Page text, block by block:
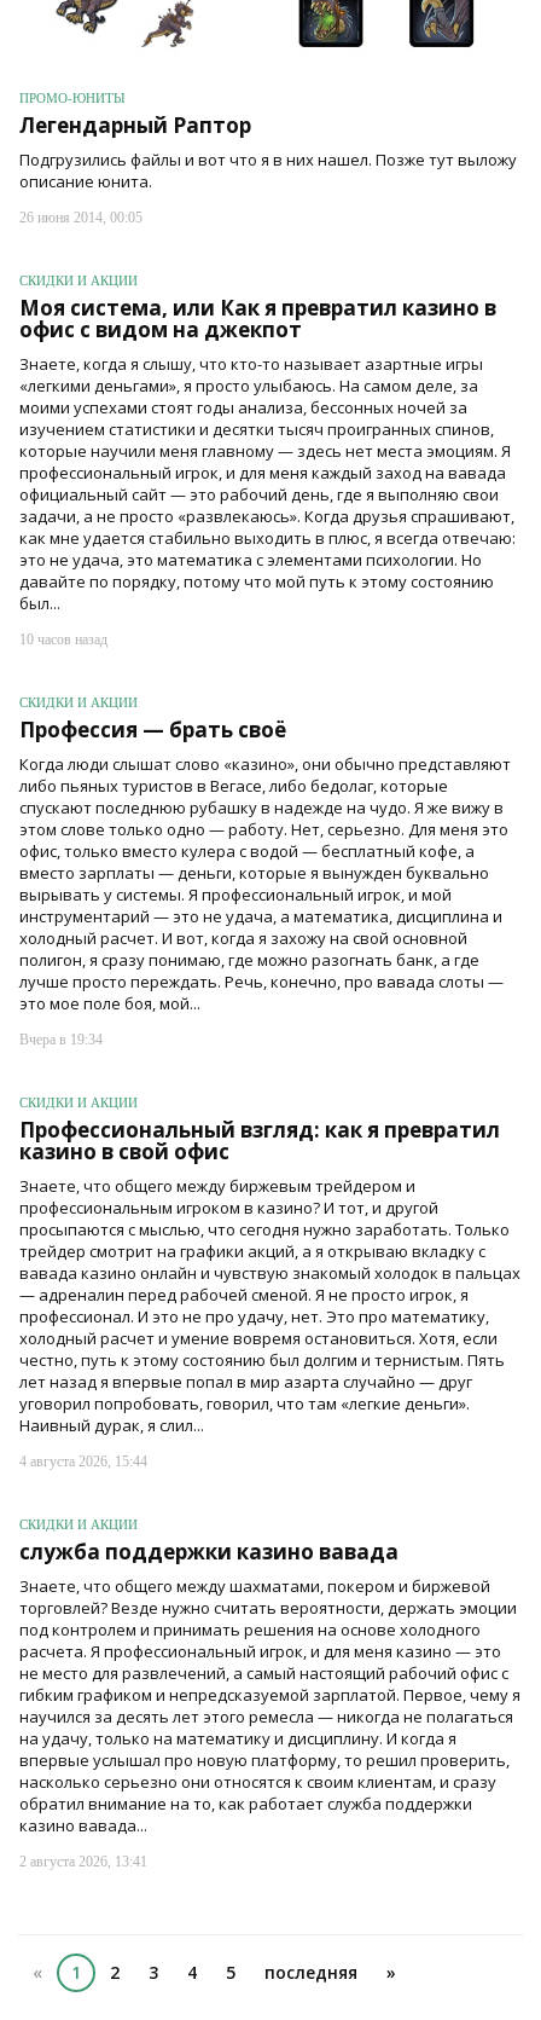
ПРОМО-ЮНИТЫ
Легендарный Раптор
Подгрузились файлы и вот что я в них нашел. Позже тут выложу
описание юнита.
26 июня 2014, 00:05
СКИДКИ И АКЦИИ
Моя система, или Как я превратил казино в
офис с видом на джекпот
Знаете, когда я слышу, что кто-то называет азартные игры
«легкими деньгами», я просто улыбаюсь. На самом деле, за
моими успехами стоят годы анализа, бессонных ночей за
изучением статистики и десятки тысяч проигранных спинов,
которые научили меня главному — здесь нет места эмоциям. Я
профессиональный игрок, и для меня каждый заход на вавада
официальный сайт — это рабочий день, где я выполняю свои
задачи, а не просто «развлекаюсь». Когда друзья спрашивают,
как мне удается стабильно выходить в плюс, я всегда отвечаю:
это не удача, это математика с элементами психологии. Но
давайте по порядку, потому что мой путь к этому состоянию
был...
10 часов назад
СКИДКИ И АКЦИИ
Профессия — брать своё
Когда люди слышат слово «казино», они обычно представляют
либо пьяных туристов в Вегасе, либо бедолаг, которые
спускают последнюю рубашку в надежде на чудо. Я же вижу в
этом слове только одно — работу. Нет, серьезно. Для меня это
офис, только вместо кулера с водой — бесплатный кофе, а
вместо зарплаты — деньги, которые я вынужден буквально
вырывать у системы. Я профессиональный игрок, и мой
инструментарий — это не удача, а математика, дисциплина и
холодный расчет. И вот, когда я захожу на свой основной
полигон, я сразу понимаю, где можно разогнать банк, а где
лучше просто переждать. Речь, конечно, про вавада слоты —
это мое поле боя, мой...
Вчера в 19:34
СКИДКИ И АКЦИИ
Профессиональный взгляд: как я превратил
казино в свой офис
Знаете, что общего между биржевым трейдером и
профессиональным игроком в казино? И тот, и другой
просыпаются с мыслью, что сегодня нужно заработать. Только
трейдер смотрит на графики акций, а я открываю вкладку с
вавада казино онлайн и чувствую знакомый холодок в пальцах
— адреналин перед рабочей сменой. Я не просто игрок, я
профессионал. И это не про удачу, нет. Это про математику,
холодный расчет и умение вовремя остановиться. Хотя, если
честно, путь к этому состоянию был долгим и тернистым. Пять
лет назад я впервые попал в мир азарта случайно — друг
уговорил попробовать, говорил, что там «легкие деньги».
Наивный дурак, я слил...
4 августа 2026, 15:44
СКИДКИ И АКЦИИ
служба поддержки казино вавада
Знаете, что общего между шахматами, покером и биржевой
торговлей? Везде нужно считать вероятности, держать эмоции
под контролем и принимать решения на основе холодного
расчета. Я профессиональный игрок, и для меня казино — это
не место для развлечений, а самый настоящий рабочий офис с
гибким графиком и непредсказуемой зарплатой. Первое, чему я
научился за десять лет этого ремесла — никогда не полагаться
на удачу, только на математику и дисциплину. И когда я
впервые услышал про новую платформу, то решил проверить,
насколько серьезно они относятся к своим клиентам, и сразу
обратил внимание на то, как работает служба поддержки
казино вавада...
2 августа 2026, 13:41
« 1 2 3 4 5 последняя »